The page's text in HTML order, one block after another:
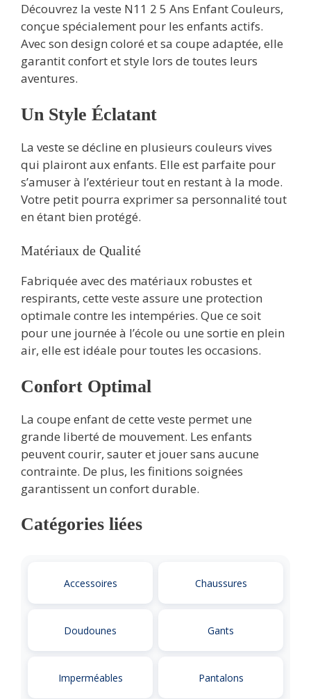
Découvrez la veste N11 2 5 Ans Enfant Couleurs,
conçue spécialement pour les enfants actifs.
Avec son design coloré et sa coupe adaptée, elle
garantit confort et style lors de toutes leurs
aventures.
Un Style Éclatant
La veste se décline en plusieurs couleurs vives
qui plairont aux enfants. Elle est parfaite pour
s’amuser à l’extérieur tout en restant à la mode.
Votre petit pourra exprimer sa personnalité tout
en étant bien protégé.
Matériaux de Qualité
Fabriquée avec des matériaux robustes et
respirants, cette veste assure une protection
optimale contre les intempéries. Que ce soit
pour une journée à l’école ou une sortie en plein
air, elle est idéale pour toutes les occasions.
Confort Optimal
La coupe enfant de cette veste permet une
grande liberté de mouvement. Les enfants
peuvent courir, sauter et jouer sans aucune
contrainte. De plus, les finitions soignées
garantissent un confort durable.
Catégories liées
Accessoires Chaussures
Doudounes Gants
Imperméables Pantalons